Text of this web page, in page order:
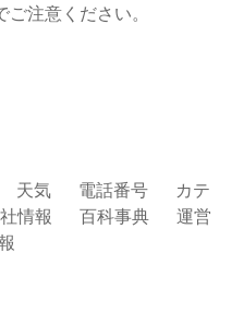
注意ください。
天気 電話番号
カテ
情報 百科事典
運営